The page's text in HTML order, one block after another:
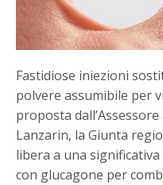
Fastidiose iniezioni
polvere assumibile per
proposta
Lanzarin, la Giunta
libera a una
con glucagone per